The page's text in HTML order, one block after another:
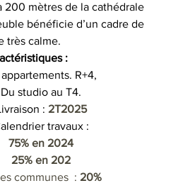
200 mètres de la cathédrale
bénéficie d’un cadre de
très calme.
:
R+4,
Du studio au T4.
: 2T2025
travaux :
75% en 2024
25% en 202
communes  : 20%